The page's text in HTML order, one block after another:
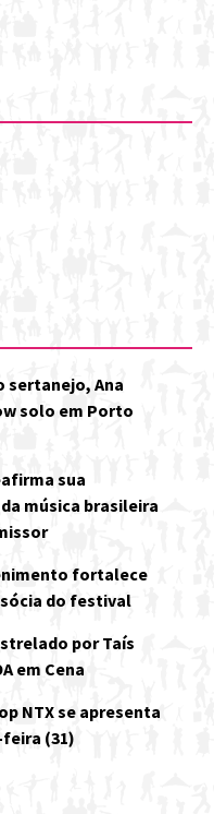
sertanejo, Ana
solo em Porto
sua
música brasileira
fortalece
do festival
por Taís
em Cena
NTX se apresenta
(31)